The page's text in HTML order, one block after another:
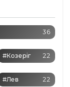
36
#Козеріг 22
#Лев 22